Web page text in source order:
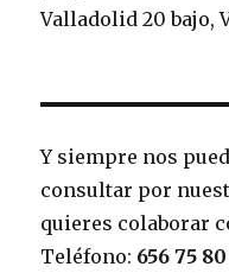
Valladolid 20 bajo,
Y siempre nos
consultar por
quieres colaborar
Teléfono: 656 75